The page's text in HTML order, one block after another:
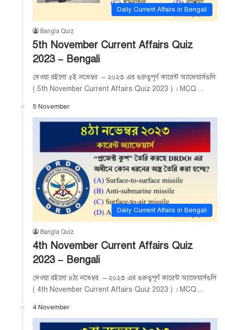
Daily Current Affairs in Bengali
Bangla Quiz
5th November Current Affairs Quiz
2023 – Bengali
দেওয়া রইলো ৫ই নভেম্বর – ২০২৩ এর গুরুত্বপূর্ণ কারেন্ট অ্যাফেয়ার্সগুলি
( 5th November Current Affairs Quiz 2023 ) । MCQ…
5 November
Daily Current Affairs in Bengali
Bangla Quiz
4th November Current Affairs Quiz
2023 – Bengali
দেওয়া রইলো ৪ঠা নভেম্বর – ২০২৩ এর গুরুত্বপূর্ণ কারেন্ট অ্যাফেয়ার্সগুলি
( 4th November Current Affairs Quiz 2023 ) । MCQ…
4 November